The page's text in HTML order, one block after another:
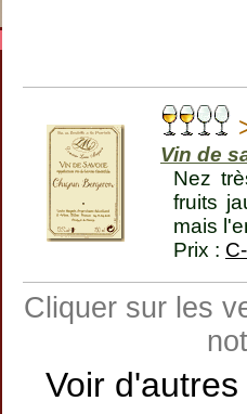
Vin de
Nez
fruits
mais
Prix : C-
Cliquer sur les
Voir